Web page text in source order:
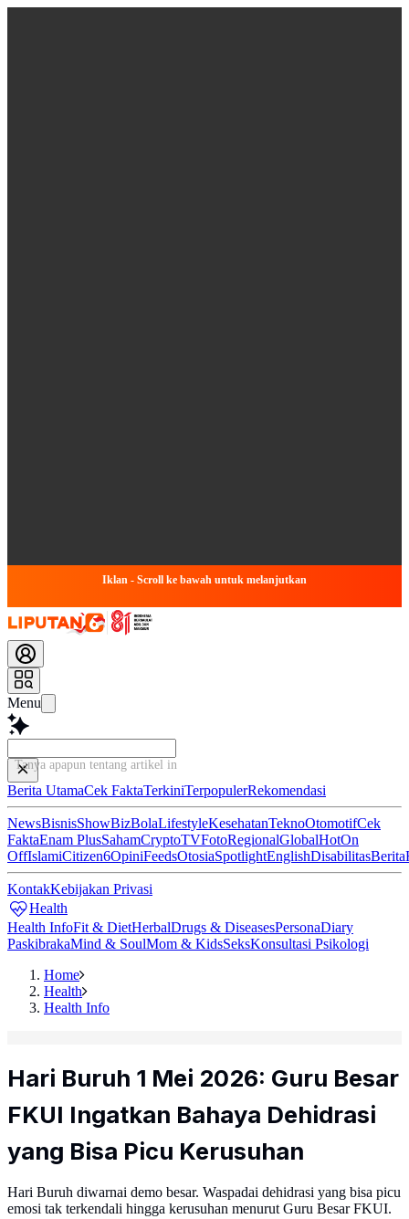
Iklan - Scroll ke bawah untuk melanjutkan
Menu
Tanya apapun tentang artikel ini...
Berita UtamaCek FaktaTerkiniTerpopulerRekomendasi
NewsBisnisShowBizBolaLifestyleKesehatanTeknoOtomotifCek
FaktaEnam PlusSahamCryptoTVFotoRegionalGlobalHotOn
OffIslamiCitizen6OpiniFeedsOtosiaSpotlightEnglishDisabilitasBerita
KontakKebijakan Privasi
Health
Health InfoFit & DietHerbalDrugs & DiseasesPersonaDiary
PaskibrakaMind & SoulMom & KidsSeksKonsultasi Psikologi
Home
Health
Health Info
Hari Buruh 1 Mei 2026: Guru Besar
FKUI Ingatkan Bahaya Dehidrasi
yang Bisa Picu Kerusuhan
Hari Buruh diwarnai demo besar. Waspadai dehidrasi yang bisa picu
emosi tak terkendali hingga kerusuhan menurut Guru Besar FKUI.